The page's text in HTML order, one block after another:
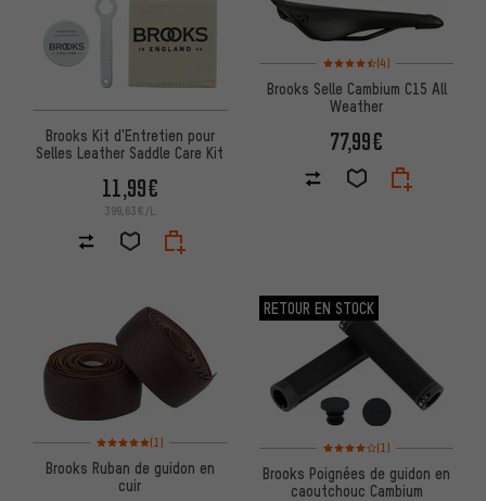
Brooks Kit d'Entretien pour
Selles Leather Saddle Care Kit
11,99€
399,63€/L
Note moyenne : 4,5 sur 5
(4)
Brooks Selle Cambium C15 All
Weather
77,99€
Note moyenne : 5 sur 5 d'après 1 avis
(1)
Brooks Ruban de guidon en
cuir
RETOUR EN STOCK
Note moyenne : 4 sur 5
(1)
Brooks Poignées de guidon en
caoutchouc Cambium